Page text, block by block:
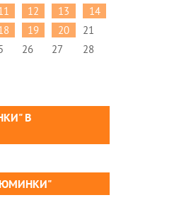
12 13
14
19 20
21
26 27
28
В